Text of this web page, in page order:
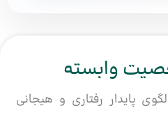
وابسته
پایدار رفتاری و هیجانی